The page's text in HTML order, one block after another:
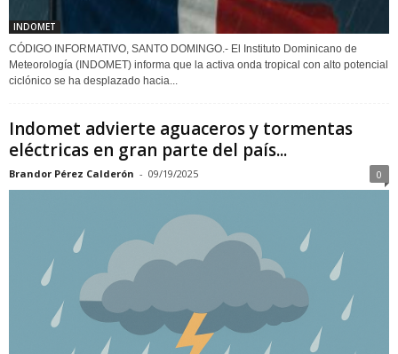
INDOMET
CÓDIGO INFORMATIVO, SANTO DOMINGO.- El Instituto Dominicano de
Meteorología (INDOMET) informa que la activa onda tropical con alto potencial
ciclónico se ha desplazado hacia...
Indomet advierte aguaceros y tormentas
eléctricas en gran parte del país...
Brandor Pérez Calderón - 09/19/2025 0